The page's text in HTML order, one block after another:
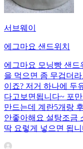
서브웨이
에그마요 샌드위치
에그마요 모닝빵 샌
을 먹으면 좀 무겁더
이죠? 저거 하나에 두
다고보면됩니다~ 포
만드는데 계란5개랑
안좋아해요 설탕조금
딱 요렇게 넣으면 됩니